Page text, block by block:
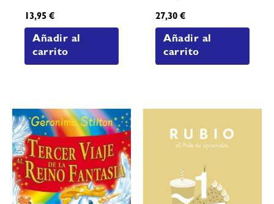
13,95€
Añadir al
carrito
27,30€
Añadir al
carrito